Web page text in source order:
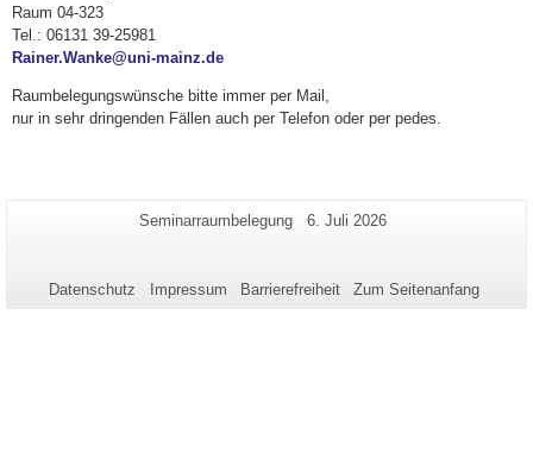
Raum 04-323
Tel.: 06131 39-25981
Rainer.Wanke@uni-mainz.de
Raumbelegungswünsche bitte immer per Mail,
nur in sehr dringenden Fällen auch per Telefon oder per pedes.
Zusätzliche
dieser
Seiten-
Seminarraumbelegung
Letzte
6. Juli 2026
Datenschutz Impressum Barrierefreiheit Zum Seitenanfang